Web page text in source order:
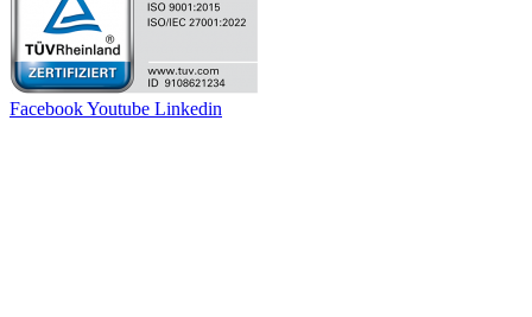
FacebookYoutube Linkedin